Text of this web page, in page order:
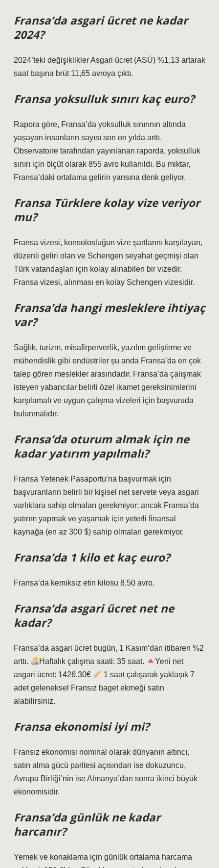
Fransa’da asgari ücret ne kadar
2024?
2024’teki değişiklikler Asgari ücret (ASÜ) %1,13 artarak
saat başına brüt 11,65 avroya çıktı.
Fransa yoksulluk sınırı kaç euro?
Rapora göre, Fransa’da yoksulluk sınırının altında
yaşayan insanların sayısı son on yılda arttı.
Observatoire tarafından yayınlanan raporda, yoksulluk
sınırı için ölçüt olarak 855 avro kullanıldı. Bu miktar,
Fransa’daki ortalama gelirin yarısına denk geliyor.
Fransa Türklere kolay vize veriyor
mu?
Fransa vizesi, konsolosluğun vize şartlarını karşılayan,
düzenli geliri olan ve Schengen seyahat geçmişi olan
Türk vatandaşları için kolay alınabilen bir vizedir.
Fransa vizesi, alınması en kolay Schengen vizesidir.
Fransa’da hangi mesleklere ihtiyaç
var?
Sağlık, turizm, misafirperverlik, yazılım geliştirme ve
mühendislik gibi endüstriler şu anda Fransa’da en çok
talep gören meslekler arasındadır. Fransa’da çalışmak
isteyen yabancılar belirli özel ikamet gereksinimlerini
karşılamalı ve uygun çalışma vizeleri için başvuruda
bulunmalıdır.
Fransa’da oturum almak için ne
kadar yatırım yapılmalı?
Fransa Yetenek Pasaportu’na başvurmak için
başvuranların belirli bir kişisel net servete veya asgari
varlıklara sahip olmaları gerekmiyor; ancak Fransa’da
yatırım yapmak ve yaşamak için yeterli finansal
kaynağa (en az 300 $) sahip olmaları gerekmiyor.
Fransa’da 1 kilo et kaç euro?
Fransa’da kemiksiz etin kilosu 8,50 avro.
Fransa’da asgari ücret net ne
kadar?
Fransa’da asgari ücret bugün, 1 Kasım’dan itibaren %2
arttı.
Haftalık çalışma saati: 35 saat.
Yeni net
asgari ücret: 1426.30€
1 saat çalışarak yaklaşık 7
adet geleneksel Fransız baget ekmeği satın
alabilirsiniz.
Fransa ekonomisi iyi mi?
Fransız ekonomisi nominal olarak dünyanın altıncı,
satın alma gücü paritesi açısından ise dokuzuncu,
Avrupa Birliği’nin ise Almanya’dan sonra ikinci büyük
ekonomisidir.
Fransa’da günlük ne kadar
harcanır?
Yemek ve konaklama için günlük ortalama harcama